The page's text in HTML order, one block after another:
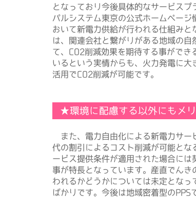
となっており今後具体的なサービスプ
パルシステム東京の公式ホームペー
おいて新電力供給が行われる仕組み
は、関連会社と繋がりがある地域の
て、CO2削減効果を期待する事がで
いるという実情からも、火力発電に
活用でCO2削減が可能です。
★環境に配慮する以外にもメ
また、電力自由化による新電力サー
代の割引によるコスト削減が可能と
ービス提供条件が適用された場合に
事が特長となっています。産直でん
われるかどうかについては未定とな
ばかりです。今後は地域密着型の